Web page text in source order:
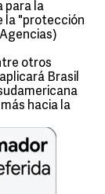
para la
la "protección
otros
Brasil
hacia la